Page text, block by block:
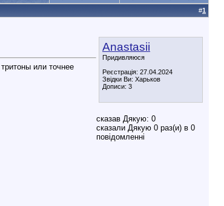
#1
Anastasii
Придивляюся
Реєстрація: 27.04.2024
Звідки Ви: Харьков
Дописи: 3
сказав Дякую: 0
сказали Дякую 0 раз(и) в 0
повідомленні
или точнее